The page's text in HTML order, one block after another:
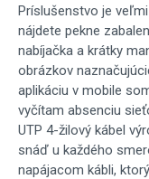
Príslušenstvo je
nájdete pekne
nabíjačka a krátky
obrázkov
aplikáciu v mobile
vyčítam absenciu
UTP 4-žilový kábel
snáď u každého
napájacom kábli,